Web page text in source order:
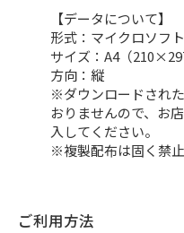
【データについて】
形式：マイクロソフ
サイズ：A4（
方向：縦
※ダウンロードされ
おりませんので、お
入してください。
※複製配布は固く禁止
ご利用方法